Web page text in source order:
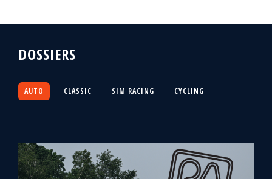
DOSSIERS
AUTO CLASSIC SIM RACING CYCLING